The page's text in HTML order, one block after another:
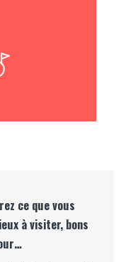
ce que vous
à visiter, bons